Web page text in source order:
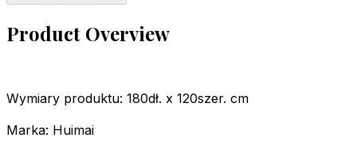
Product Overview
Wymiary produktu: 180dł. x 120szer. cm
Marka: Huimai